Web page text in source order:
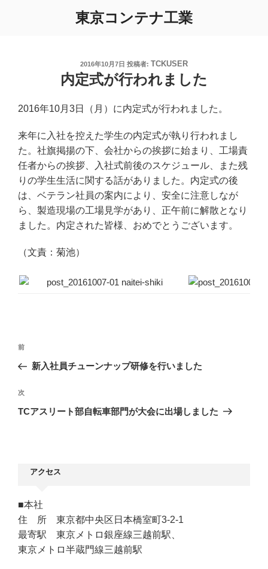
東京コンテナ工業
投
稿
日:
2016年10月7日 投稿者: TCKUSER
内定式が行われました
2016年10月3日（月）に内定式が行われました。
来年に入社を控えた学生の内定式が執り行われまし
た。社旗掲揚の下、会社からの挨拶に始まり、工場責
任者からの挨拶、入社式前後のスケジュール、また残
りの学生生活に関する話がありました。内定式の後
は、ベテラン社員の案内により、安全に注意しなが
ら、製造現場の工場見学があり、正午前に解散となり
ました。内定された皆様、おめでとうございます。
（文責：菊池）
ナ
ビ
前
の
稿
前
新入社員チューンナップ研修を行いました
次
の
次
TCアスリート部自転車部門が大会に出場しました
アクセス
■本社
住 所 東京都中央区日本橋室町3-2-1
最寄駅 東京メトロ銀座線三越前駅、
東京メトロ半蔵門線三越前駅